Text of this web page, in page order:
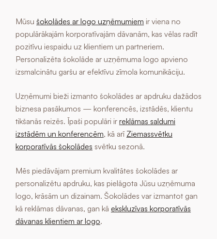
Mūsu šokolādes ar logo uzņēmumiem ir viena no
populārākajām korporatīvajām dāvanām, kas vēlas radīt
pozitīvu iespaidu uz klientiem un partneriem.
Personalizēta šokolāde ar uzņēmuma logo apvieno
izsmalcinātu garšu ar efektīvu zīmola komunikāciju.
Uzņēmumi bieži izmanto šokolādes ar apdruku dažādos
biznesa pasākumos — konferencēs, izstādēs, klientu
tikšanās reizēs. Īpaši populāri ir reklāmas saldumi
izstādēm un konferencēm, kā arī Ziemassvētku
korporatīvās šokolādes svētku sezonā.
Mēs piedāvājam premium kvalitātes šokolādes ar
personalizētu apdruku, kas pielāgota Jūsu uzņēmuma
logo, krāsām un dizainam. Šokolādes var izmantot gan
kā reklāmas dāvanas, gan kā ekskluzīvas korporatīvās
dāvanas klientiem ar logo.